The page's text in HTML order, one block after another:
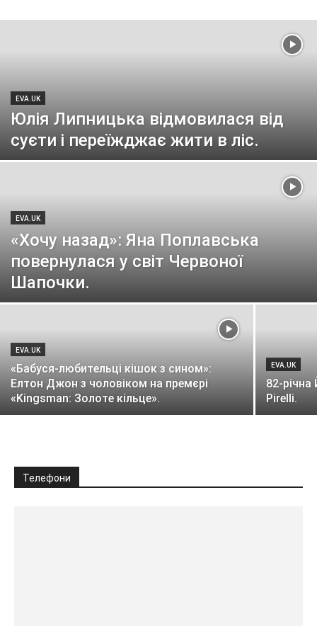
EVA.UK
Юлія Липницька відмовилася від
суєти і переїжджає жити в ліс.
EVA.UK
«Хочу назад»: Яна Поплавська
повернулася у світ Червоної
Шапочки.
EVA.UK
«Бабуся-любительці кішок з сином»:
Елтон Джон з чоловіком на премєрі
«Kingsman: Золоте кільце».
EVA.UK
82-
Pirelli.
Телефони